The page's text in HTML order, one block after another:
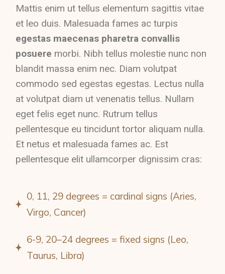
Mattis enim ut tellus elementum sagittis vitae
et leo duis. Malesuada fames ac turpis
egestas maecenas pharetra convallis
posuere morbi. Nibh tellus molestie nunc non
blandit massa enim nec. Diam volutpat
commodo sed egestas egestas. Lectus nulla
at volutpat diam ut venenatis tellus. Nullam
eget felis eget nunc. Rutrum tellus
pellentesque eu tincidunt tortor aliquam nulla.
Et netus et malesuada fames ac. Est
pellentesque elit ullamcorper dignissim cras:
0, 11, 29 degrees = cardinal signs (Aries,
Virgo, Cancer)
6-9, 20–24 degrees = fixed signs (Leo,
Taurus, Libra)